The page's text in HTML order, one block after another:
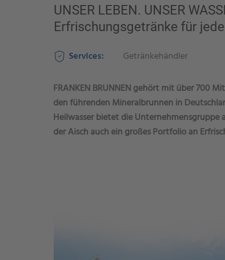
UNSER LEBEN. UNSER
Erfrischungsgetränke für
Services: Getränkehändler
FRANKEN BRUNNEN gehört mit über 700
den führenden Mineralbrunnen in
Heilwasser bietet die Unternehmensgruppe
der Aisch auch ein großes Portfolio an